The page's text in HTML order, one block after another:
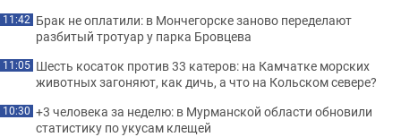
11:42 Брак не оплатили: в Мончегорске заново переделают
разбитый тротуар у парка Бровцева
11:05 Шесть косаток против 33 катеров: на Камчатке морских
животных загоняют, как дичь, а что на Кольском севере?
10:30 +3 человека за неделю: в Мурманской области обновили
статистику по укусам клещей